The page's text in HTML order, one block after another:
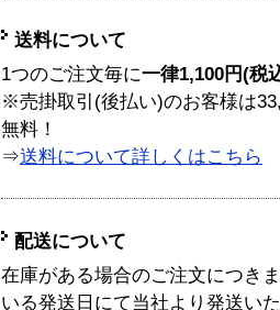
送料について
1つのご注文毎に一律1,100円(税
※売掛取引(後払い)のお客様は
無料！
⇒送料について詳しくはこちら
配送について
在庫がある場合のご注文につき
いる発送日にて当社より発送い